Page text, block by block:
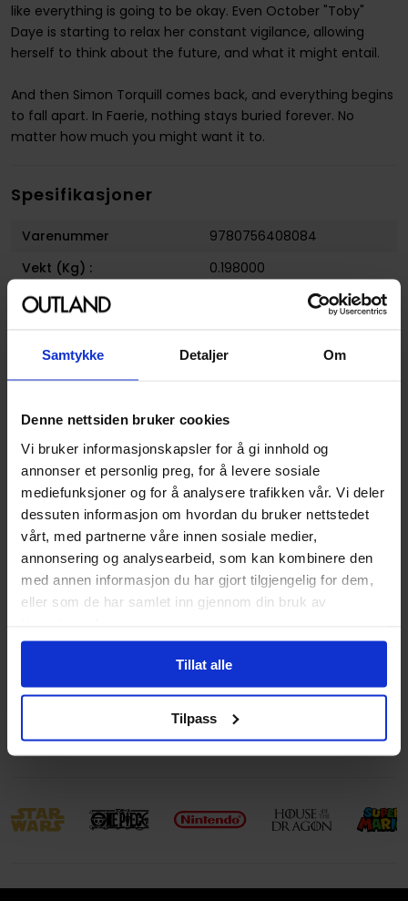
Samtykke Detaljer Om
Denne nettsiden bruker cookies
Vi bruker informasjonskapsler for å gi innhold og
annonser et personlig preg, for å levere sosiale
mediefunksjoner og for å analysere trafikken vår. Vi deler
dessuten informasjon om hvordan du bruker nettstedet
vårt, med partnerne våre innen sosiale medier,
annonsering og analysearbeid, som kan kombinere den
med annen informasjon du har gjort tilgjengelig for dem,
eller som de har samlet inn gjennom din bruk av
Tillat alle
Tilpass
like everything is going to be okay. Even October "Toby"
Daye is starting to relax her constant vigilance, allowing
herself to think about the future, and what it might entail.
And then Simon Torquill comes back, and everything begins
to fall apart. In Faerie, nothing stays buried forever. No
matter how much you might want it to.
Spesifikasjoner
Varenummer
9780756408084
Vekt (Kg) :
0.198000
Opprinnelsesland :
Serie
October Daye
Sjanger
Fantasy
Antall Sider
368
Utgiver
New American Library
Lanseringsdato
(dd.mm.yyyy)
02.09.2014
Volum
8
Subsjanger:
Overnaturlig ogUrban
Aldersgruppe
Voksen
Paperback: A-Format (S)
Språk
Leverandørstatus
Utsolgt hos leverandør